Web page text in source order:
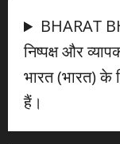
BHARAT
निष्पक्ष और
भारत (भारत) के
हैं।